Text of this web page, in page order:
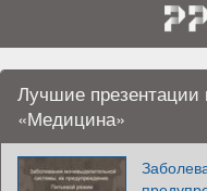
Лучшие презентации
«Медицина»